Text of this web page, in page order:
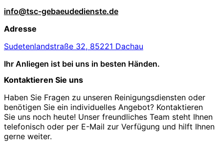
info@tsc-gebaeudedienste.de
Adresse
Sudetenlandstraße 32, 85221 Dachau
Ihr Anliegen ist bei uns in besten Händen.
Kontaktieren Sie uns
Haben Sie Fragen zu unseren Reinigungsdiensten oder
benötigen Sie ein individuelles Angebot? Kontaktieren
Sie uns noch heute! Unser freundliches Team steht Ihnen
telefonisch oder per E-Mail zur Verfügung und hilft Ihnen
gerne weiter.